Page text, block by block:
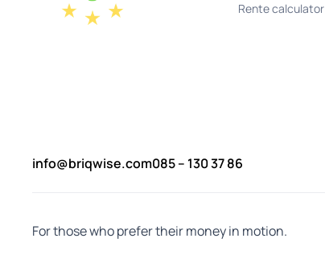
Rente calculator
info@briqwise.com085 – 130 37 86
For those who prefer their money in motion.